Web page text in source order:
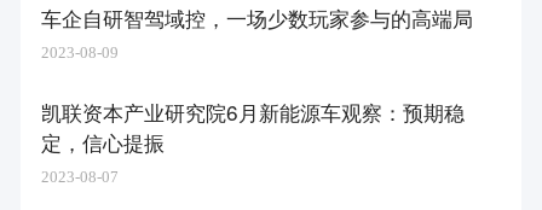
车企自研智驾域控，一场少数玩家参与的高端局
2023-08-09
凯联资本产业研究院6月新能源车观察：预期稳
定，信心提振
2023-08-07